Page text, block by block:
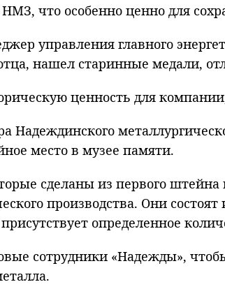
что особенно ценно для
управления главного
нашел старинные медали,
ценность для
Надеждинского
место в музее памяти.
сделаны из первого
производства. Они
определенное
сотрудники «Надежды»,